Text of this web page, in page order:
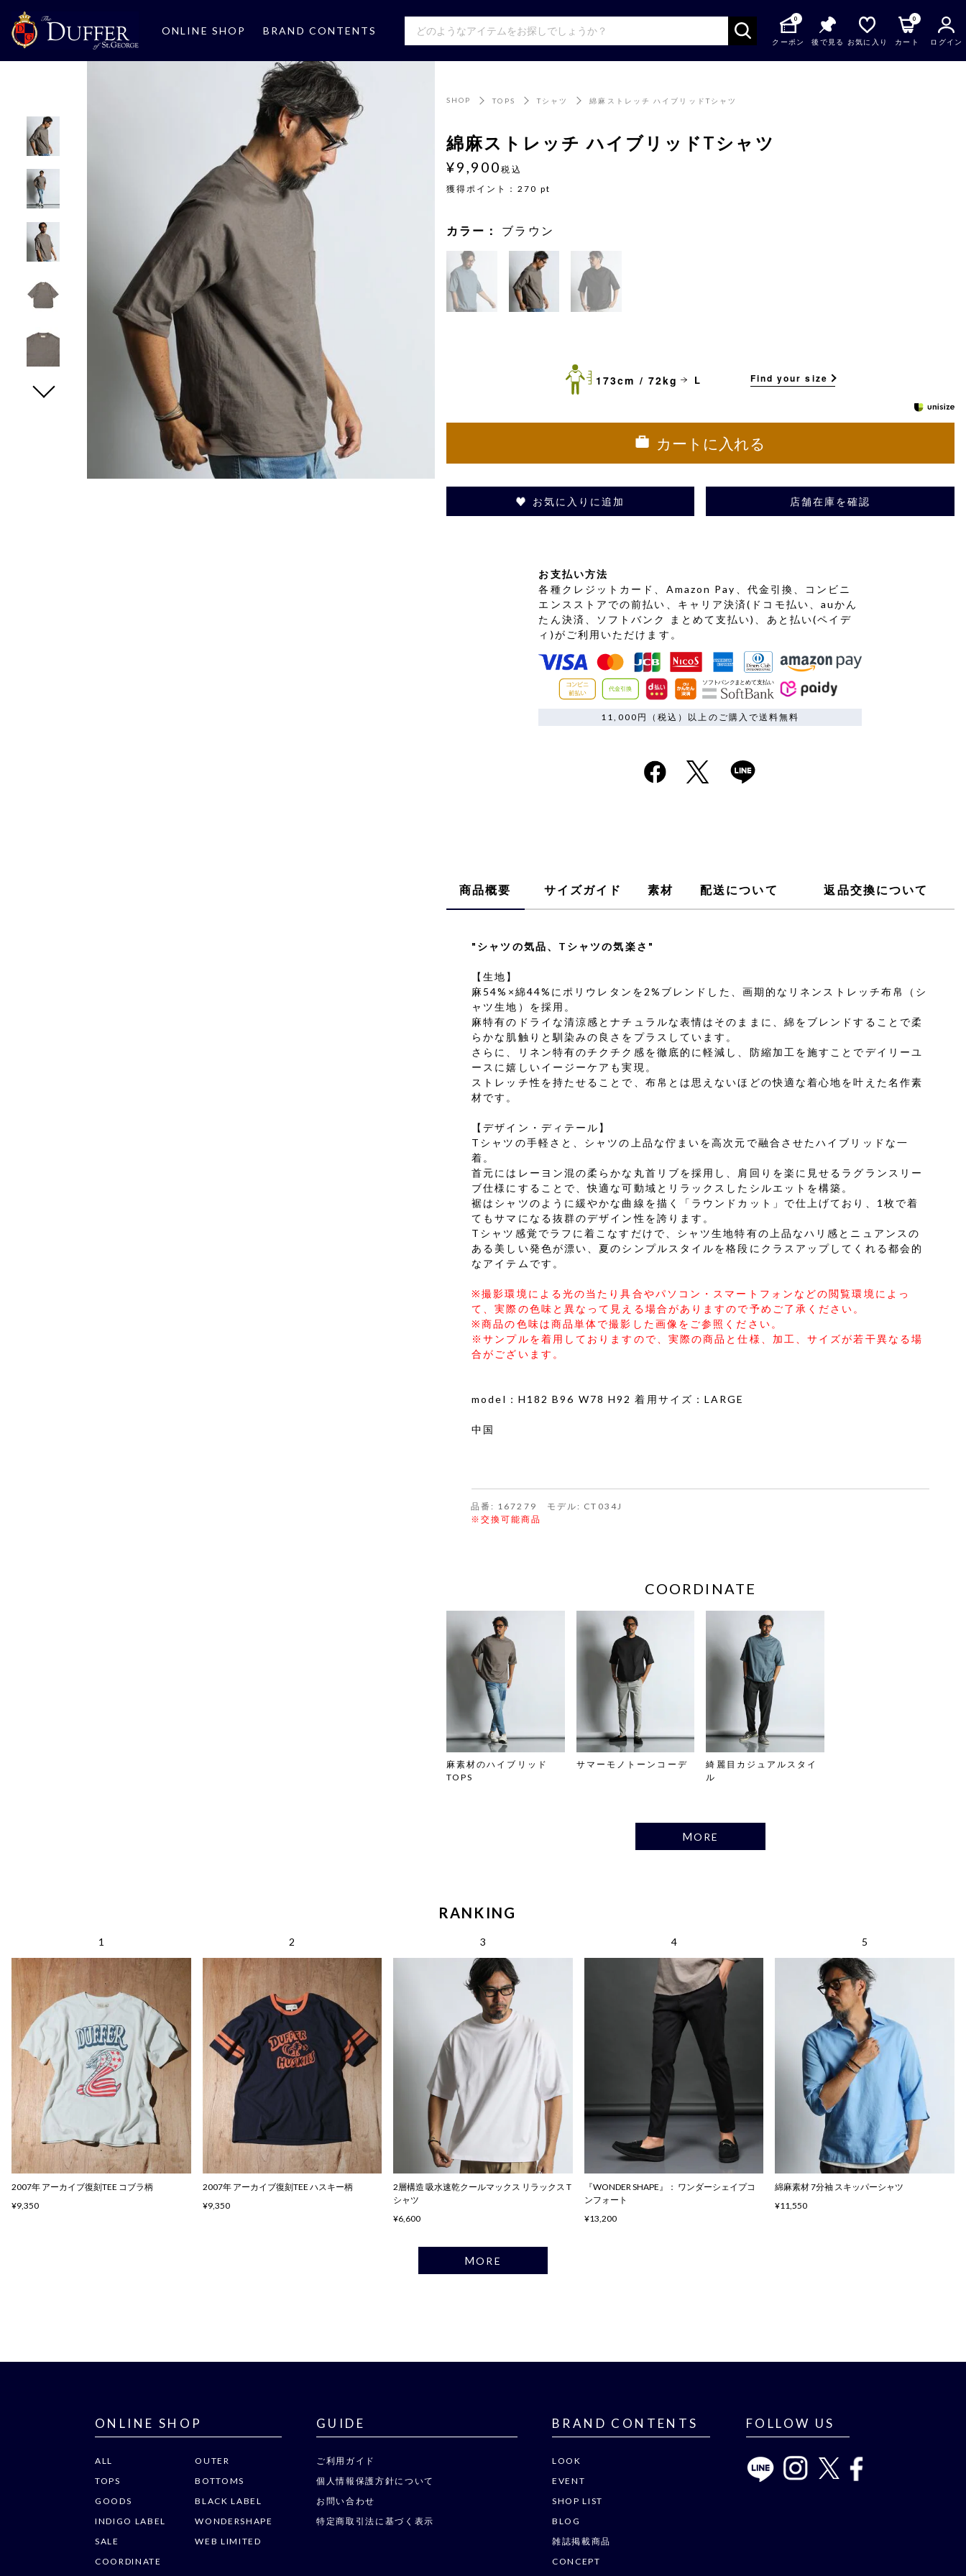
ONLINE SHOP BRAND CONTENTS
0
クーポン 後で見る お気に入り
0
カート ログイン
SHOP TOPS Tシャツ 綿麻ストレッチ ハイブリッドTシャツ
綿麻ストレッチ ハイブリッドTシャツ
¥9,900税込
獲得ポイント： 270 pt
カラー： ブラウン
173cm / 72kg L Find your size
カートに入れる
お気に入りに追加 店舗在庫を確認
お支払い方法
各種クレジットカード、Amazon Pay、代金引換、コンビニ
エンスストアでの前払い、キャリア決済(ドコモ払い、auかん
たん決済、ソフトバンク まとめて支払い)、あと払い(ペイデ
ィ)がご利用いただけます。
11,000円（税込）以上のご購入で送料無料
商品概要 サイズガイド 素材 配送について 返品交換について
"シャツの気品、Tシャツの気楽さ"
【生地】
麻54%×綿44%にポリウレタンを2%ブレンドした、画期的なリネンストレッチ布帛（シ
ャツ生地）を採用。
麻特有のドライな清涼感とナチュラルな表情はそのままに、綿をブレンドすることで柔
らかな肌触りと馴染みの良さをプラスしています。
さらに、リネン特有のチクチク感を徹底的に軽減し、防縮加工を施すことでデイリーユ
ースに嬉しいイージーケアも実現。
ストレッチ性を持たせることで、布帛とは思えないほどの快適な着心地を叶えた名作素
材です。
【デザイン・ディテール】
Tシャツの手軽さと、シャツの上品な佇まいを高次元で融合させたハイブリッドな一
着。
首元にはレーヨン混の柔らかな丸首リブを採用し、肩回りを楽に見せるラグランスリー
ブ仕様にすることで、快適な可動域とリラックスしたシルエットを構築。
裾はシャツのように緩やかな曲線を描く「ラウンドカット」で仕上げており、1枚で着
てもサマになる抜群のデザイン性を誇ります。
Tシャツ感覚でラフに着こなすだけで、シャツ生地特有の上品なハリ感とニュアンスの
ある美しい発色が漂い、夏のシンプルスタイルを格段にクラスアップしてくれる都会的
なアイテムです。
※撮影環境による光の当たり具合やパソコン・スマートフォンなどの閲覧環境によっ
て、実際の色味と異なって見える場合がありますので予めご了承ください。
※商品の色味は商品単体で撮影した画像をご参照ください。
※サンプルを着用しておりますので、実際の商品と仕様、加工、サイズが若干異なる場
合がございます。
model：H182 B96 W78 H92 着用サイズ：LARGE
中国
品番: 167279 モデル: CT034J
※交換可能商品
COORDINATE
麻素材のハイブリッド
TOPS
サマーモノトーンコーデ
綺麗目カジュアルスタイ
ル
MORE
RANKING
2007年 アーカイブ復刻TEE コブラ柄
¥9,350
2007年 アーカイブ復刻TEE ハスキー柄
¥9,350
2層構造 吸水速乾クールマックス リラックス T
シャツ
¥6,600
『WONDER SHAPE』： ワンダーシェイプコ
ンフォート
¥13,200
綿麻素材 7分袖 スキッパーシャツ
¥11,550
MORE
ONLINE SHOP
ALL
OUTER
TOPS
BOTTOMS
GOODS
BLACK LABEL
INDIGO LABEL
WONDERSHAPE
SALE
WEB LIMITED
COORDINATE
GUIDE
ご利用ガイド
個人情報保護方針について
お問い合わせ
特定商取引法に基づく表示
BRAND CONTENTS
LOOK
EVENT
SHOP LIST
BLOG
雑誌掲載商品
CONCEPT
FOLLOW US